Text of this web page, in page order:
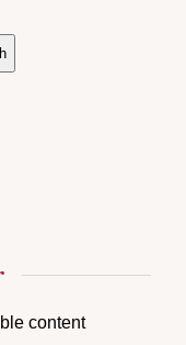
content